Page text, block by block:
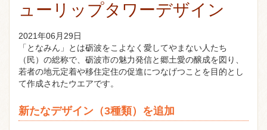
ューリップタワーデザイン
2021年06月29日
「となみん」とは砺波をこよなく愛してやまない人たち
（民）の総称で、砺波市の魅力発信と郷土愛の醸成を図り、
若者の地元定着や移住定住の促進につなげつことを目的とし
て作成されたウエアです。
新たなデザイン（3種類）を追加